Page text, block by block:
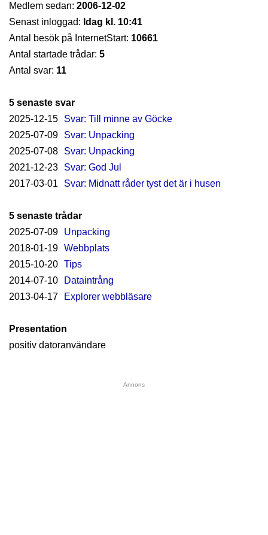
Medlem sedan: 2006-12-02
Senast inloggad: Idag kl. 10:41
Antal besök på InternetStart: 10661
Antal startade trådar: 5
Antal svar: 11
5 senaste svar
2025-12-15
Svar: Till minne av Göcke
2025-07-09
Svar: Unpacking
2025-07-08
Svar: Unpacking
2021-12-23
Svar: God Jul
2017-03-01
Svar: Midnatt råder tyst det är i husen
5 senaste trådar
2025-07-09
Unpacking
2018-01-19 Webbplats
2015-10-20 Tips
2014-07-10
Dataintrång
2013-04-17
Explorer webbläsare
Presentation
positiv datoranvändare
Annons